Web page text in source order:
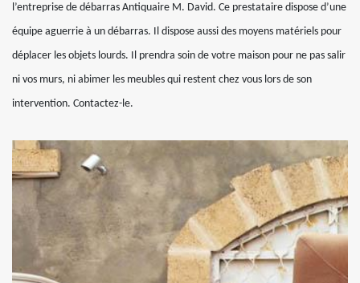
l’entreprise de débarras Antiquaire M. David. Ce prestataire dispose d’une
équipe aguerrie à un débarras. Il dispose aussi des moyens matériels pour
déplacer les objets lourds. Il prendra soin de votre maison pour ne pas salir
ni vos murs, ni abimer les meubles qui restent chez vous lors de son
intervention. Contactez-le.